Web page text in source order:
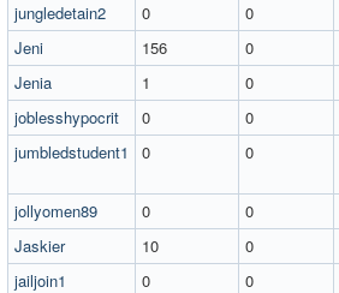
jungledetain2
0 0
Jeni
156 0
Jenia
1 0
joblesshypocrit
0 0
jumbledstudent1
0 0
jollyomen89
0 0
Jaskier
10 0
jailjoin1
0 0